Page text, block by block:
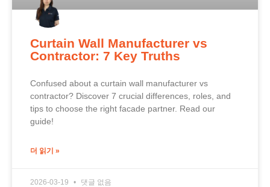
Curtain Wall Manufacturer vs
Contractor: 7 Key Truths
Confused about a curtain wall manufacturer vs
contractor? Discover 7 crucial differences, roles, and
tips to choose the right facade partner. Read our
guide!
더 읽기 »
2026-03-19 댓글 없음